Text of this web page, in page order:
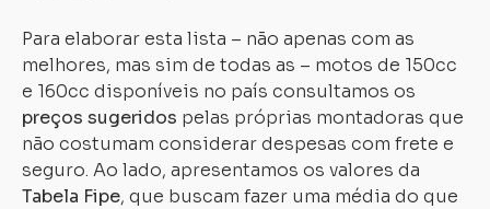
Para elaborar esta lista – não apenas com as
melhores, mas sim de todas as – motos de 150cc
e 160cc disponíveis no país consultamos os
preços sugeridos pelas próprias montadoras que
não costumam considerar despesas com frete e
seguro. Ao lado, apresentamos os valores da
Tabela Fipe, que buscam fazer uma média do que